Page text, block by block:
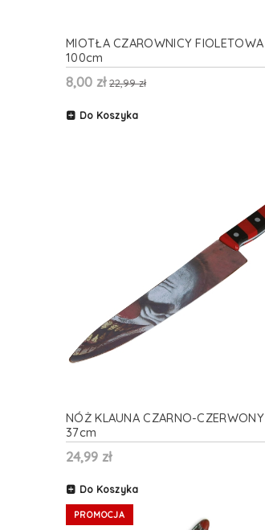
MIOTŁA CZAROWNICY FIOLETOWA
100cm
8,00 zł 22,99 zł
Do Koszyka
NÓŻ KLAUNA CZARNO-CZERWONY
37cm
24,99 zł
Do Koszyka
PROMOCJA